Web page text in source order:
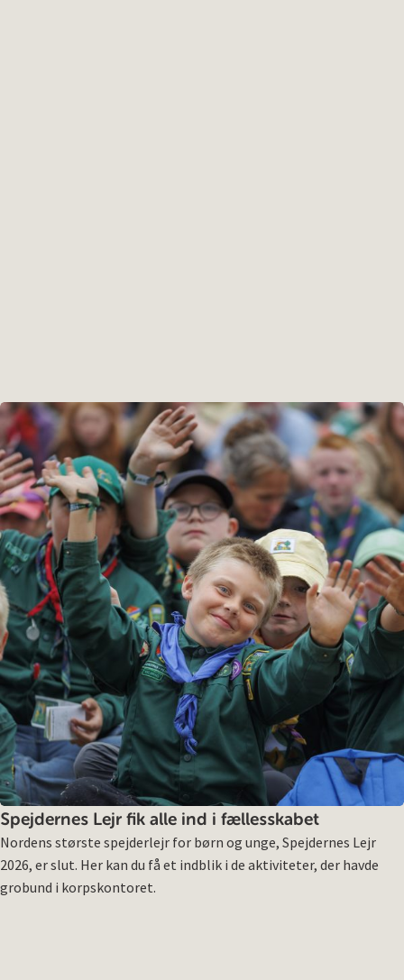
Spejdernes Lejr fik alle ind i fællesskabet
Nordens største spejderlejr for børn og unge, Spejdernes Lejr
2026, er slut. Her kan du få et indblik i de aktiviteter, der havde
grobund i korpskontoret.